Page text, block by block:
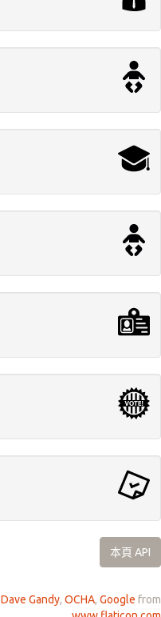
本頁 API
Dave Gandy, OCHA, Google from